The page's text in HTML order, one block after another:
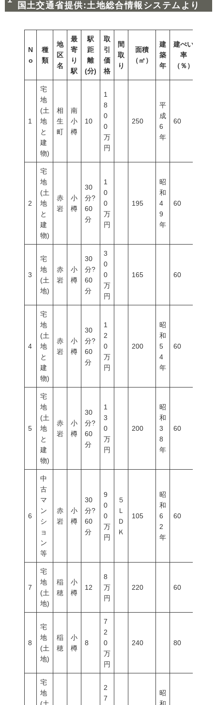
国土交通省提供:土地総合情報システムより
N
o
種
類
地
区
名
最
寄
り
駅
駅
距
離
(分)
取
引
価
格
間
取
り
面積
（㎡）
建
築
年
建ぺい
率
（％）
1
宅
地
(土
地
と
建
物)
相
生
町
南
小
樽
10
1
8
0
0
万
円
250
平
成
6
年
60
2
宅
地
(土
地
と
建
物)
赤
岩
小
樽
30
分?
60
分
1
0
0
万
円
195
昭
和
4
9
年
60
3
宅
地
(土
地)
赤
岩
小
樽
30
分?
60
分
3
0
0
万
円
165 60
4
宅
地
(土
地
と
建
物)
赤
岩
小
樽
30
分?
60
分
1
2
0
万
円
200
昭
和
5
4
年
60
5
宅
地
(土
地
と
建
物)
赤
岩
小
樽
30
分?
60
分
1
3
0
万
円
200
昭
和
3
8
年
60
6
中
古
マ
ン
シ
ョ
ン
等
赤
岩
小
樽
30
分?
60
分
9
0
0
万
円
５
Ｌ
Ｄ
Ｋ
105
昭
和
6
2
年
60
7
宅
地
(土
地)
稲
穂
小
樽
12
8
万
円
220 60
8
宅
地
(土
地)
稲
穂
小
樽
8
7
2
0
万
円
240 80
宅
地
2
7
昭